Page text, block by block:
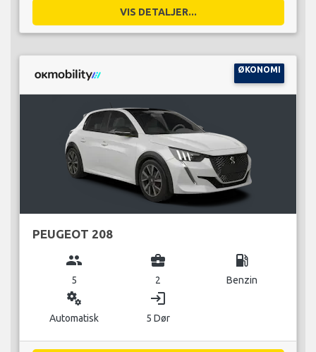
VIS DETALJER...
ØKONOMI
PEUGEOT 208
group
5
business_center
2
local_gas_station
Benzin
miscellaneous_services
Automatisk
login
5 Dør